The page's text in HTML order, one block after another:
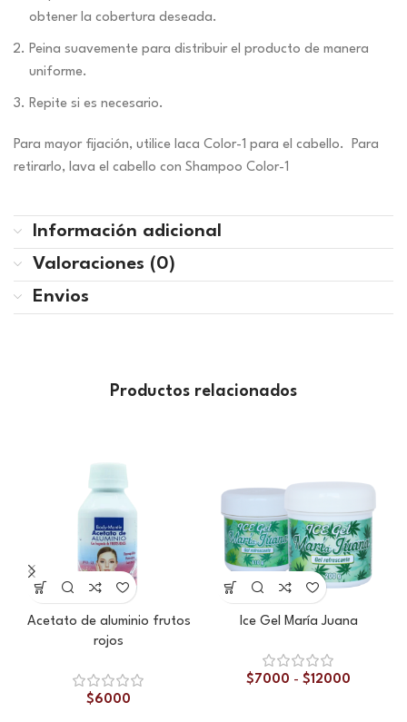
obtener la cobertura deseada.
Peina suavemente para distribuir el producto de manera
uniforme.
Repite si es necesario.
Para mayor fijación, utilice laca Color-1 para el cabello. Para
retirarlo, lava el cabello con Shampoo Color-1
Información adicional
Valoraciones (0)
Envios
Productos relacionados
Acetato de aluminio frutos
rojos
$6000
Ice Gel María Juana
$7000 - $12000